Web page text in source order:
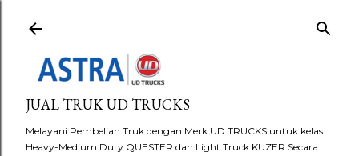
JUAL TRUK UD TRUCKS
Melayani Pembelian Truk dengan Merk UD TRUCKS untuk kelas
Heavy-Medium Duty QUESTER dan Light Truck KUZER Secara